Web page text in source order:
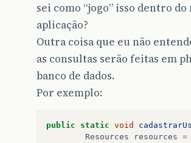
sei como “jogo” isso dentro
aplicação?
Outra coisa que eu não
as consultas serão feitas em
banco de dados.
Por exemplo:
public static void
Resources
resources =